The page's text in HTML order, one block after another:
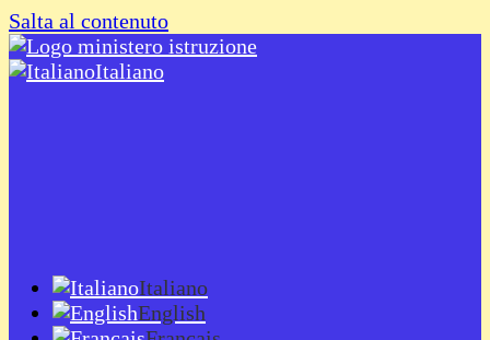
Salta al contenuto
Italiano
Italiano
English